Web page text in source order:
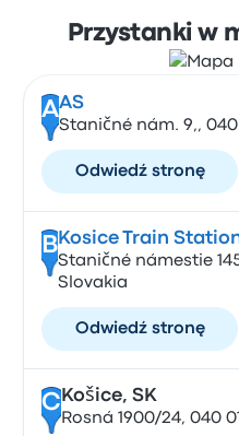
Przystanki w
AAS
Staničné nám. 9,,
Odwiedź stronę
B Kosice Train
Staničné námestie
Slovakia
Odwiedź stronę
CKošice, SK
Rosná 1900/24, 040